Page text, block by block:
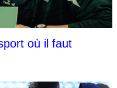
où il faut